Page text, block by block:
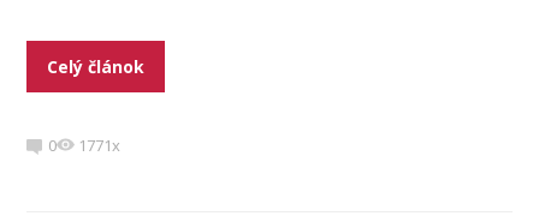
Celý článok
0 1771x